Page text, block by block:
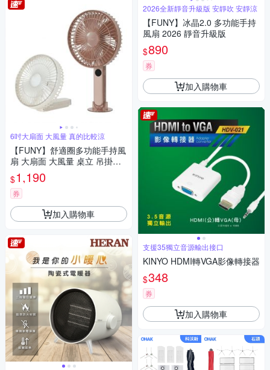
6吋大扇面 大風量 真的比較涼
【FUNY】舒適圈多功能手持風
扇 大扇面 大風量 桌立 吊掛渦
輪風扇
$1,190
券
加入購物車
2026全新靜音升級版 安靜吹 安靜涼
【FUNY】冰晶2.0 多功能手持
風扇 2026 靜音升級版
$890
券
加入購物車
支援35獨立音源輸出接口
KINYO HDMI轉VGA影像轉接器
$348
券
加入購物車